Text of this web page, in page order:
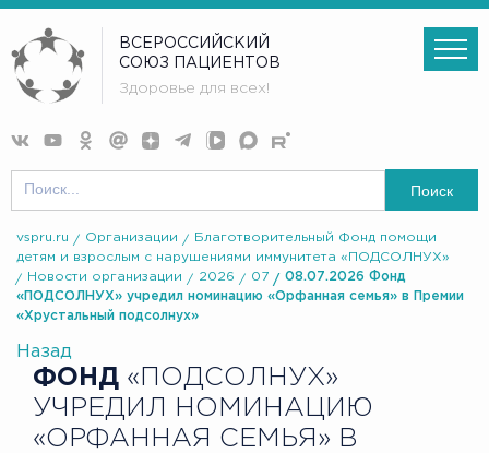
ВСЕРОССИЙСКИЙ
СОЮЗ ПАЦИЕНТОВ
Здоровье для всех!
Поиск
vspru.ru Организации
Благотворительный Фонд помощи
детям и взрослым с нарушениями иммунитета «ПОДСОЛНУХ»
Новости организации
2026 07
08.07.2026 Фонд
«ПОДСОЛНУХ» учредил номинацию «Орфанная семья» в Премии
«Хрустальный подсолнух»
Назад
ФОНД «ПОДСОЛНУХ»
УЧРЕДИЛ НОМИНАЦИЮ
«ОРФАННАЯ СЕМЬЯ» В